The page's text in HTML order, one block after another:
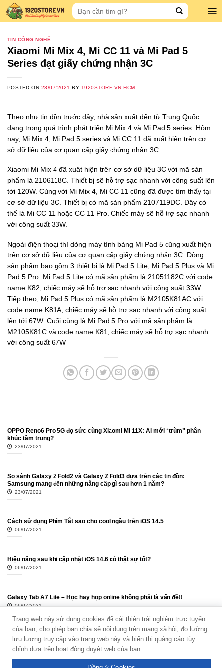
Skip
Search
for:
TIN CÔNG NGHỆ
Xiaomi Mi Mix 4, Mi CC 11 và Mi Pad 5
Series đạt giấy chứng nhận 3C
POSTED ON 23/07/2021 BY 1920STORE.VN HCM
Theo như tin đồn trước đây, nhà sản xuất đến từ Trung Quốc
đang trong quá trình phát triển Mi Mix 4 và Mi Pad 5 series. Hôm
nay, Mi Mix 4, Mi Pad 5 series và Mi CC 11 đã xuất hiện trên cơ
sở dữ liệu của cơ quan cấp giấy chứng nhận 3C.
Xiaomi Mi Mix 4 đã xuất hiện trên cơ sở dữ liệu 3C với mã sản
phẩm là 2106118C. Thiết bị sẽ hỗ trợ sạc nhanh với công suất lên
tới 120W. Cùng với Mi Mix 4, Mi CC 11 cũng đã được tìm thấy tại
cơ sở dữ liệu 3C. Thiết bị có mã sản phẩm 2107119DC. Đây có
thể là Mi CC 11 hoặc CC 11 Pro. Chiếc máy sẽ hỗ trợ sạc nhanh
với công suất 33W.
Ngoài điện thoại thì dòng máy tính bảng Mi Pad 5 cũng xuất hiện
trên cơ sở dữ liệu của cơ quan cấp giấy chứng nhận 3C. Dòng
sản phẩm bao gồm 3 thiết bị là Mi Pad 5 Lite, Mi Pad 5 Plus và Mi
Pad 5 Pro. Mi Pad 5 Lite có mã sản phẩm là 21051182C với code
name K82, chiếc máy sẽ hỗ trợ sạc nhanh với công suất 33W.
Tiếp theo, Mi Pad 5 Plus có mã sản phẩm là M2105K81AC với
code name K81A, chiếc máy sẽ hỗ trợ sạc nhanh với công suất
lên tới 67W. Cuối cùng là Mi Pad 5 Pro với mã sản phẩm là
M2105K81C và code name K81, chiếc máy sẽ hỗ trợ sạc nhanh
với công suất 67W
OPPO Reno6 Pro 5G đọ sức cùng Xiaomi Mi 11X: Ai mới “trùm” phân
khúc tầm trung?
23/07/2021
So sánh Galaxy Z Fold2 và Galaxy Z Fold3 dựa trên các tin đồn:
Samsung mang đến những nâng cấp gì sau hơn 1 năm?
23/07/2021
Cách sử dụng Phím Tắt sao cho cool ngầu trên iOS 14.5
06/07/2021
Hiệu năng sau khi cập nhật iOS 14.6 có thật sự tốt?
06/07/2021
Galaxy Tab A7 Lite – Học hay họp online không phải là vấn đề!!
06/07/2021
Trang web này sử dụng cookies để cải thiện trải nghiệm trực tuyến
của bạn, cho phép bạn chia sẻ nội dung trên mạng xã hội, đo lường
lưu lượng truy cập vào trang web này và hiển thị quảng cáo tùy
chỉnh dựa trên hoạt động duyệt web của bạn.